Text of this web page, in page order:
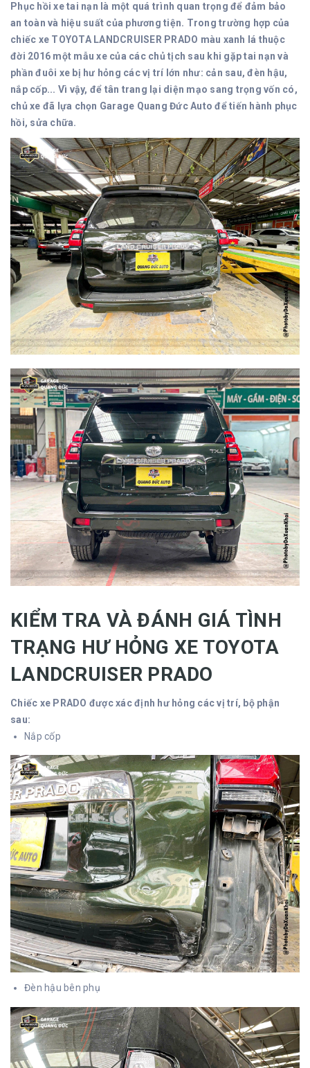
Phục hồi xe tai nạn là một quá trình quan trọng để đảm bảo
an toàn và hiệu suất của phương tiện. Trong trường hợp của
chiếc xe TOYOTA LANDCRUISER PRADO màu xanh lá thuộc
đời 2016 một mẫu xe của các chủ tịch sau khi gặp tai nạn và
phần đuôi xe bị hư hỏng các vị trí lớn như: cản sau, đèn hậu,
nắp cốp... Vì vậy, để tân trang lại diện mạo sang trọng vốn có,
chủ xe đã lựa chọn Garage Quang Đức Auto để tiến hành phục
hồi, sửa chữa.
KIỂM TRA VÀ ĐÁNH GIÁ TÌNH
TRẠNG HƯ HỎNG XE TOYOTA
LANDCRUISER PRADO
Chiếc xe PRADO được xác định hư hỏng các vị trí, bộ phận
sau:
Nắp cốp
Đèn hậu bên phụ